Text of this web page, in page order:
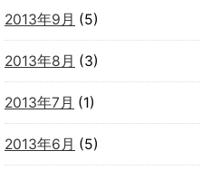
2013年9月 (5)
2013年8月 (3)
2013年7月 (1)
2013年6月 (5)